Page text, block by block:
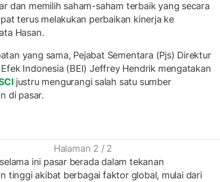
dan memilih saham-saham terbaik yang secara
terus melakukan perbaikan kinerja ke
Hasan.
yang sama, Pejabat Sementara (Pjs) Direktur
Indonesia (BEI) Jeffrey Hendrik mengatakan
justru mengurangi salah satu sumber
di pasar.
Halaman 2 / 2
ini pasar berada dalam tekanan
tinggi akibat berbagai faktor global, mulai dari